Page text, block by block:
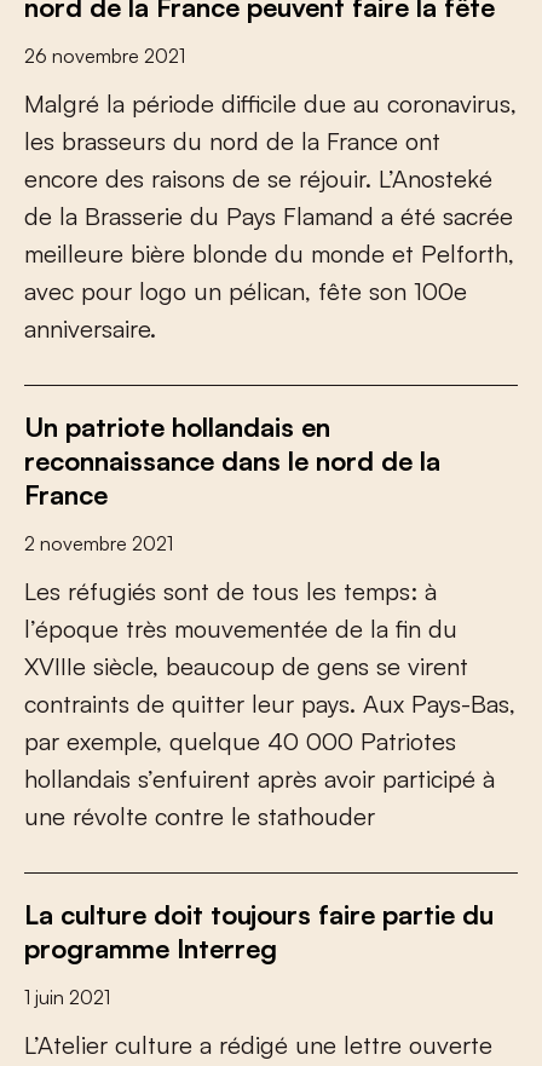
nord de la France peuvent faire la fête
26 novembre 2021
Malgré la période difcile due au coronavirus,
les brasseurs du nord de la France ont
encore des raisons de se réjouir. L’Anosteké
de la Brasserie du Pays Flamand a été sacrée
meilleure bière blonde du monde et Pelforth,
avec pour logo un pélican, fête son 100e
anniversaire.
Un patriote hollandais en
reconnaissance dans le nord de la
France
2 novembre 2021
Les réfugiés sont de tous les temps: à
l’époque très mouvementée de la fn du
XVIIIe siècle, beaucoup de gens se virent
contraints de quitter leur pays. Aux Pays-Bas,
par exemple, quelque 40 000 Patriotes
hollandais s’enfuirent après avoir participé à
une révolte contre le stathouder
La culture doit toujours faire partie du
programme Interreg
1 juin 2021
L’Atelier culture a rédigé une lettre ouverte